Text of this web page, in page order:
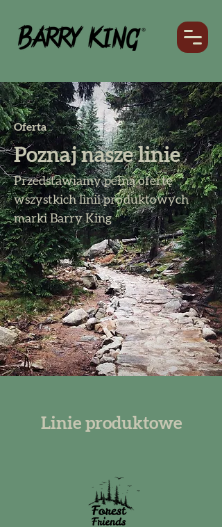
Oferta
Poznaj nasze linie
Przedstawiamy pełną ofertę
wszystkich linii produktowych
marki Barry King
Linie produktowe